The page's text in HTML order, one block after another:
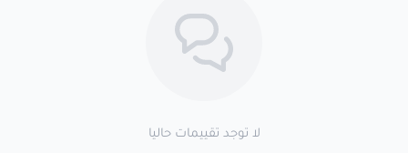
لا توجد تقييمات حاليا